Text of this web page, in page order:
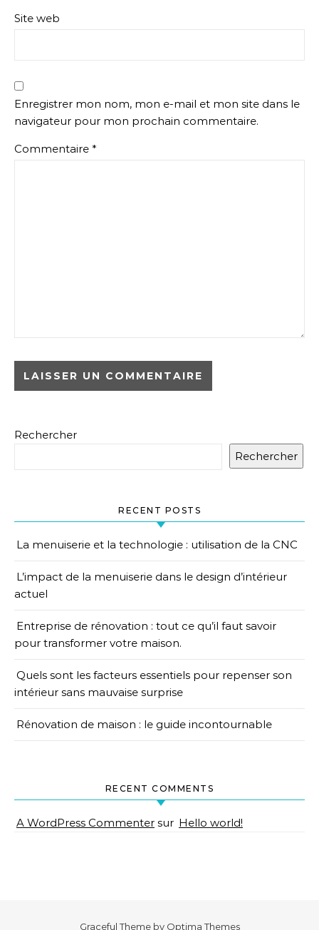
Site web
Enregistrer mon nom, mon e-mail et mon site dans le
navigateur pour mon prochain commentaire.
Commentaire *
Rechercher
Rechercher
RECENT POSTS
La menuiserie et la technologie : utilisation de la CNC
L’impact de la menuiserie dans le design d’intérieur
actuel
Entreprise de rénovation : tout ce qu’il faut savoir
pour transformer votre maison.
Quels sont les facteurs essentiels pour repenser son
intérieur sans mauvaise surprise
Rénovation de maison : le guide incontournable
RECENT COMMENTS
A WordPress Commenter sur Hello world!
Graceful Theme by Optima Themes